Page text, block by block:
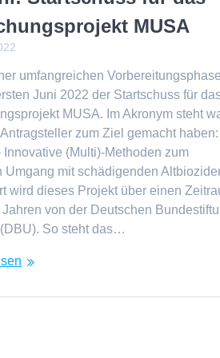
MUSA
umfangreichen Vorbereitungsphase
Juni 2022 der Startschuss für
MUSA. Im Akronym steht
zum Ziel gemacht haben:
Innovative (Multi)-Methoden zum
Umgang mit schädigenden
wird dieses Projekt über einen
von der Deutschen
So steht das…